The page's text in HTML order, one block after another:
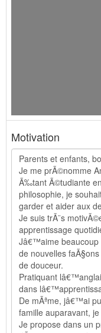
Motivation